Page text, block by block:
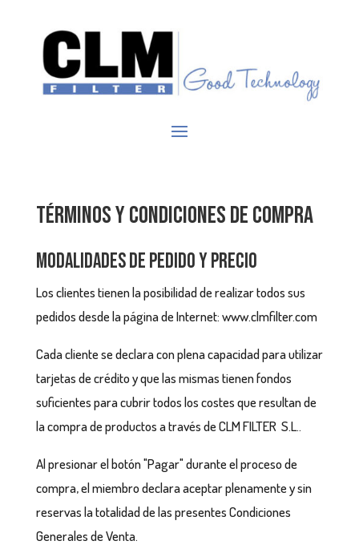
Términos y condiciones de compra
Modalidades de pedido y precio
Los clientes tienen la posibilidad de realizar todos sus
pedidos desde la página de Internet: www.clmfilter.com
Cada cliente se declara con plena capacidad para utilizar
tarjetas de crédito y que las mismas tienen fondos
suficientes para cubrir todos los costes que resultan de
la compra de productos a través de CLM FILTER S.L..
Al presionar el botón "Pagar" durante el proceso de
compra, el miembro declara aceptar plenamente y sin
reservas la totalidad de las presentes Condiciones
Generales de Venta.